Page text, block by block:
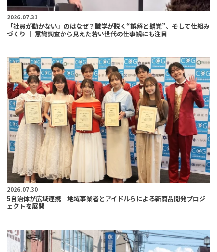
2026.07.31
「社員が動かない」のはなぜ？識学が説く“誤解と錯覚”、そして仕組み
づくり ｜ 意識調査から見えた若い世代の仕事観にも注目
2026.07.30
5自治体が広域連携 地域事業者とアイドルらによる新商品開発プロジ
ェクトを展開